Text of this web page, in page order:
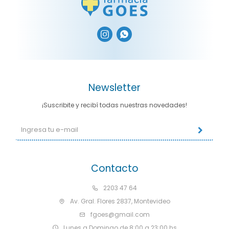
 
Contacto
2203 47 64
Av. Gral. Flores 2837, Montevideo
fgoes@gmail.com
Newsletter
¡Suscribite y recibí todas nuestras novedades!